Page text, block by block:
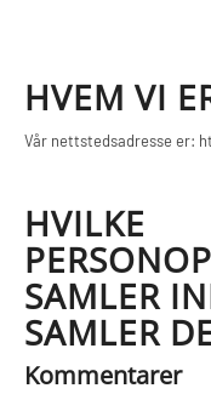
HVEM VI
Vår nettstedsadresse er:
HVILKE
SAMLER
SAMLER
Kommentarer